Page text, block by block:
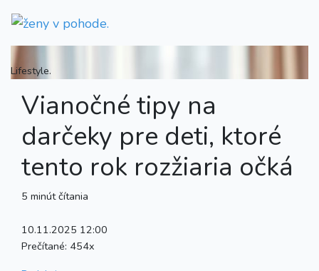
Lifestyle.
Vianočné tipy na
darčeky pre deti, ktoré
tento rok rozžiaria očká
5 minút čítania
10.11.2025 12:00
Prečítané: 454x